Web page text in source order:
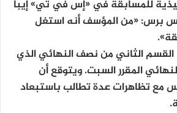
للمسابقة في «إس في تي» إيبا
برس: «من المؤسف أنه استغل
الثاني من نصف النهائي الذي
المقرر السبت. ويتوقع أن
مع تظاهرات عدة تطالب باستبعاد